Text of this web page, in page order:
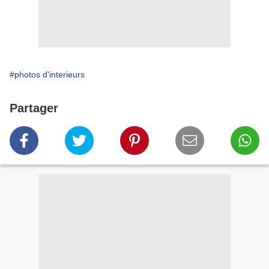
#photos d'interieurs
Partager